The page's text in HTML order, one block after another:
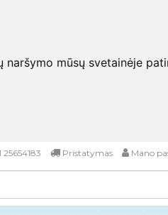
mūsų svetainėje
25654183 Pristatymas Mano